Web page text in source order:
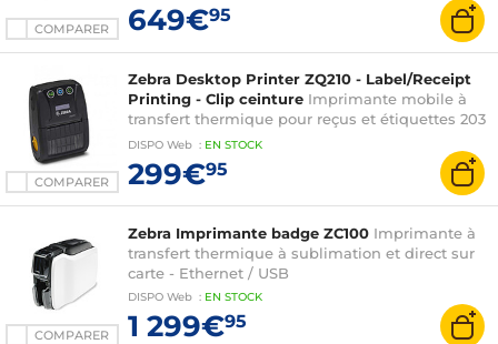
COMPARER 649€95
COMPARER
Zebra Desktop Printer ZQ210 - Label/Receipt
Printing - Clip ceinture Imprimante mobile à
transfert thermique pour reçus et étiquettes 203
dpi - avec clip ceinture (USB/Bluetooth/NFC)
DISPO Web : EN STOCK
299€95
COMPARER
Zebra Imprimante badge ZC100 Imprimante à
transfert thermique à sublimation et direct sur
carte - Ethernet / USB
DISPO Web : EN STOCK
1 299€95